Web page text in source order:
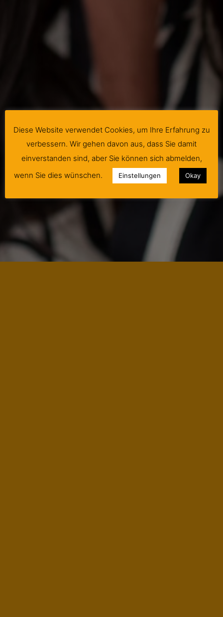
Diese Website verwendet Cookies, um Ihre Erfahrung zu
verbessern. Wir gehen davon aus, dass Sie damit
einverstanden sind, aber Sie können sich abmelden,
wenn Sie dies wünschen.
Einstellungen Okay